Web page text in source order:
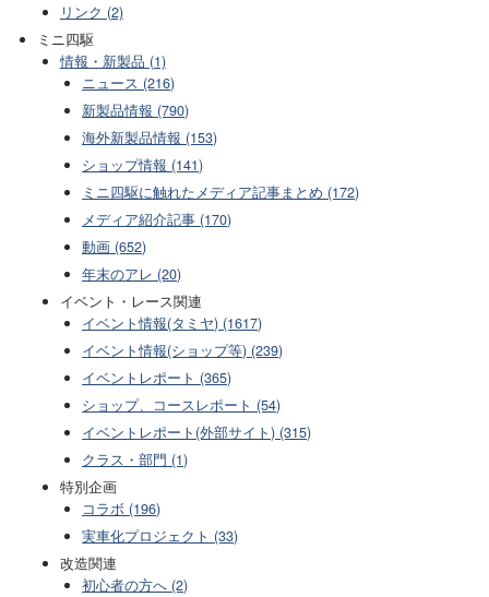
リンク (2)
ミニ四駆
情報・新製品 (1)
ニュース (216)
新製品情報 (790)
海外新製品情報 (153)
ショップ情報 (141)
ミニ四駆に触れたメディア記事まとめ (172)
メディア紹介記事 (170)
動画 (652)
年末のアレ (20)
イベント・レース関連
イベント情報(タミヤ) (1617)
イベント情報(ショップ等) (239)
イベントレポート (365)
ショップ、コースレポート (54)
イベントレポート(外部サイト) (315)
クラス・部門 (1)
特別企画
コラボ (196)
実車化プロジェクト (33)
改造関連
初心者の方へ (2)